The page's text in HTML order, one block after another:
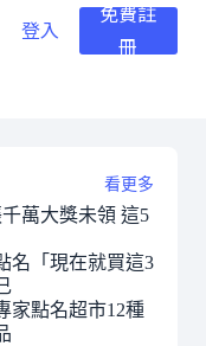
登入
免費註
冊
看更多
萬大獎未領 這5
名「現在就買這3
家點名超市12種